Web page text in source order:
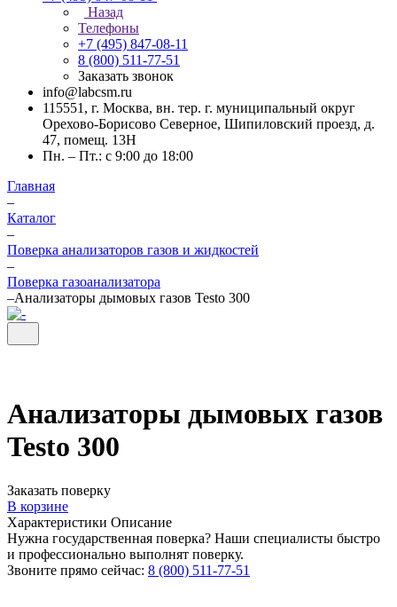
Назад
Телефоны
+7 (495) 847-08-11
8 (800) 511-77-51
Заказать звонок
info@labcsm.ru
115551, г. Москва, вн. тер. г. муниципальный округ
Орехово-Борисово Северное, Шипиловский проезд, д.
47, помещ. 13Н
Пн. – Пт.: с 9:00 до 18:00
Главная
–
Каталог
–
Поверка анализаторов газов и жидкостей
–
Поверка газоанализатора
–Анализаторы дымовых газов Testo 300
Анализаторы дымовых газов
Testo 300
Заказать поверку
В корзине
Характеристики Описание
Нужна государственная поверка? Наши специалисты быстро
и профессионально выполнят поверку.
Звоните прямо сейчас: 8 (800) 511-77-51